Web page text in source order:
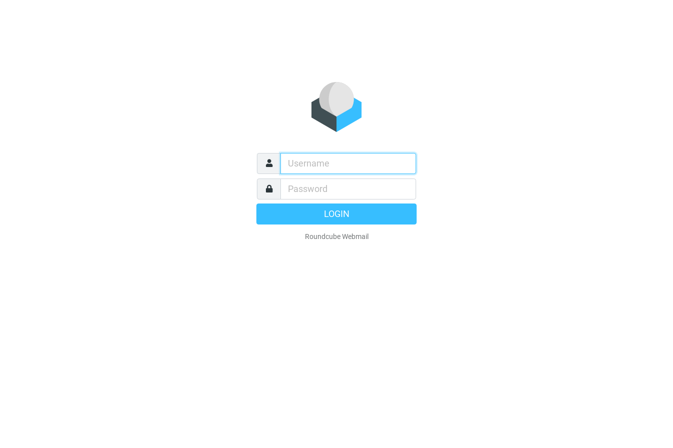
LOGIN
Roundcube Webmail